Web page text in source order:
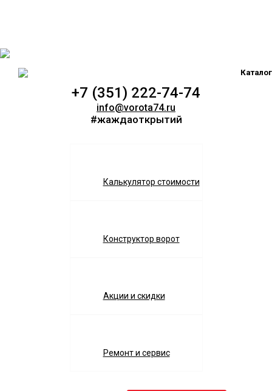
Каталог
+7 (351) 222-74-74
info@vorota74.ru
#жаждаоткрытий
Калькулятор стоимости
Конструктор ворот
Акции и скидки
Ремонт и сервис